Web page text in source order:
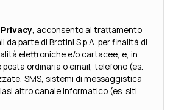
, acconsento al trattamento
di Brotini S.p.A. per finalità di
elettroniche e/o cartacee, e, in
ordinaria o email, telefono (es.
SMS, sistemi di messaggistica
altro canale informatico (es. siti